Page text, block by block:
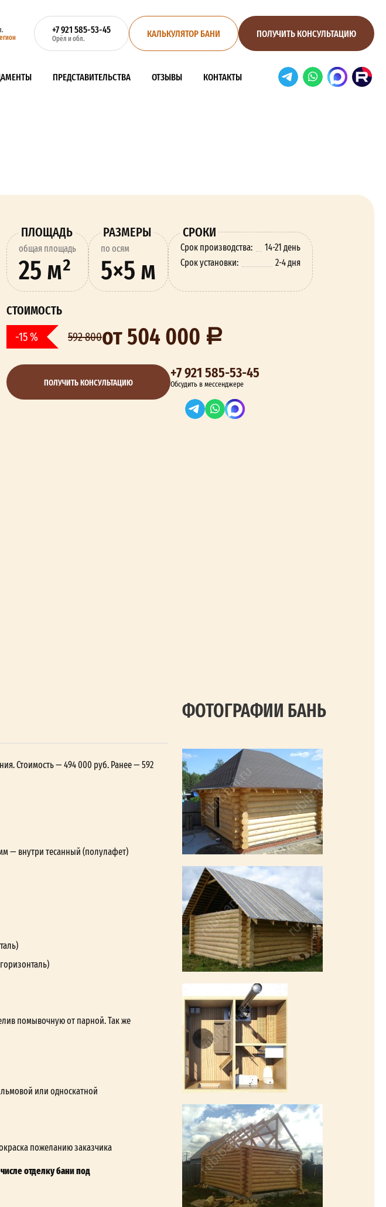
+7 921 585-53-45
Орёл и обл. КАЛЬКУЛЯТОР БАНИ ПОЛУЧИТЬ КОНСУЛЬТАЦИЮ
ПРЕДСТАВИТЕЛЬСТВА ОТЗЫВЫ КОНТАКТЫ
ПЛОЩАДЬ
oбщая площадь
25 м²
РАЗМЕРЫ
по осям
5×5 м
СРОКИ
Срок производства:
14-21 день
Срок установки:
2-4 дня
СТОИМОСТЬ
-15 % 592 800от 504 000
ПОЛУЧИТЬ КОНСУЛЬТАЦИЮ +7 921 585-53-45
Обсудить в мессенджере
Стоимость — 494 000 руб. Ранее — 592
— внутри тесанный (полулафет)
помывочную от парной. Так же
или односкатной
пожеланию заказчика
отделку бани под
ФОТОГРАФИИ БАНЬ